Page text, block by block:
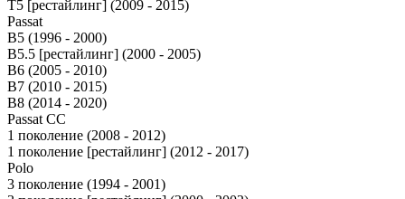
T5 [рестайлинг] (2009 - 2015)
Passat
B5 (1996 - 2000)
B5.5 [рестайлинг] (2000 - 2005)
B6 (2005 - 2010)
B7 (2010 - 2015)
B8 (2014 - 2020)
Passat CC
1 поколение (2008 - 2012)
1 поколение [рестайлинг] (2012 - 2017)
Polo
3 поколение (1994 - 2001)